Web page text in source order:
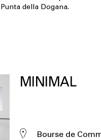
Punta della Dogana.
MINIMAL
Bourse de